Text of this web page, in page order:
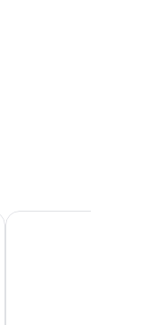
세부 화이트 샌드 리조